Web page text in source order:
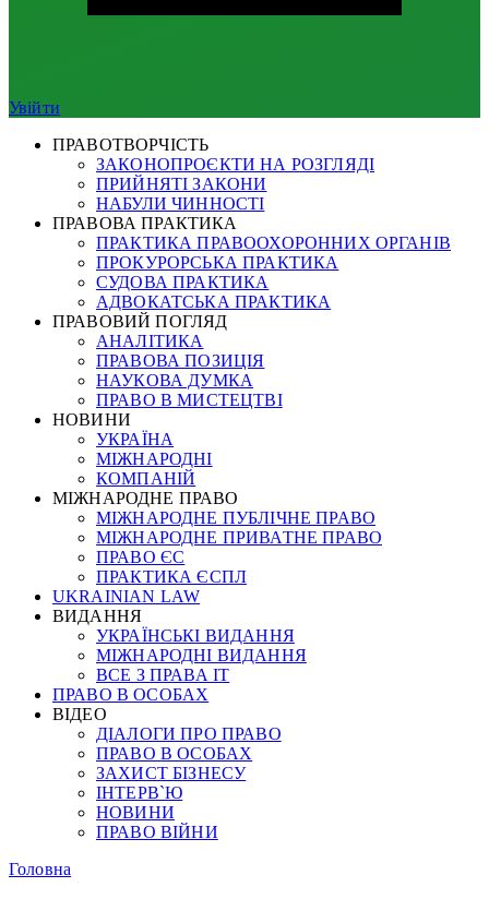
Увійти
ПРАВОТВОРЧІСТЬ
ЗАКОНОПРОЄКТИ НА РОЗГЛЯДІ
ПРИЙНЯТІ ЗАКОНИ
НАБУЛИ ЧИННОСТІ
ПРАВОВА ПРАКТИКА
ПРАКТИКА ПРАВООХОРОННИХ ОРГАНІВ
ПРОКУРОРСЬКА ПРАКТИКА
СУДОВА ПРАКТИКА
АДВОКАТСЬКА ПРАКТИКА
ПРАВОВИЙ ПОГЛЯД
АНАЛІТИКА
ПРАВОВА ПОЗИЦІЯ
НАУКОВА ДУМКА
ПРАВО В МИСТЕЦТВІ
НОВИНИ
УКРАЇНА
МІЖНАРОДНІ
КОМПАНІЙ
МІЖНАРОДНЕ ПРАВО
МІЖНАРОДНЕ ПУБЛІЧНЕ ПРАВО
МІЖНАРОДНЕ ПРИВАТНЕ ПРАВО
ПРАВО ЄС
ПРАКТИКА ЄСПЛ
UKRAINIAN LAW
ВИДАННЯ
УКРАЇНСЬКІ ВИДАННЯ
МІЖНАРОДНІ ВИДАННЯ
ВСЕ З ПРАВА ІТ
ПРАВО В ОСОБАХ
ВІДЕО
ДІАЛОГИ ПРО ПРАВО
ПРАВО В ОСОБАХ
ЗАХИСТ БІЗНЕСУ
ІНТЕРВ`Ю
НОВИНИ
ПРАВО ВІЙНИ
Головна